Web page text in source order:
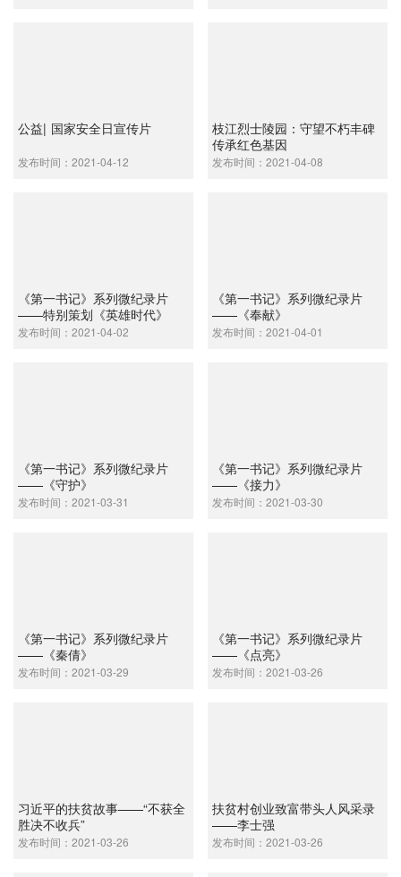
公益| 国家安全日宣传片
发布时间：2021-04-12
枝江烈士陵园：守望不朽丰碑
传承红色基因
发布时间：2021-04-08
《第一书记》系列微纪录片
——特别策划《英雄时代》
发布时间：2021-04-02
《第一书记》系列微纪录片
——《奉献》
发布时间：2021-04-01
《第一书记》系列微纪录片
——《守护》
发布时间：2021-03-31
《第一书记》系列微纪录片
——《接力》
发布时间：2021-03-30
《第一书记》系列微纪录片
——《秦倩》
发布时间：2021-03-29
《第一书记》系列微纪录片
——《点亮》
发布时间：2021-03-26
习近平的扶贫故事——“不获全
胜决不收兵”
发布时间：2021-03-26
扶贫村创业致富带头人风采录
——李士强
发布时间：2021-03-26